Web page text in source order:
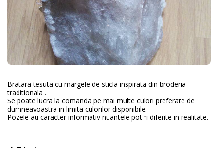
Bratara tesuta cu margele de sticla inspirata din broderia
traditionala .
Se poate lucra la comanda pe mai multe culori preferate de
dumneavoastra in limita culorilor disponibile.
Pozele au caracter informativ nuantele pot fi diferite in realitate.